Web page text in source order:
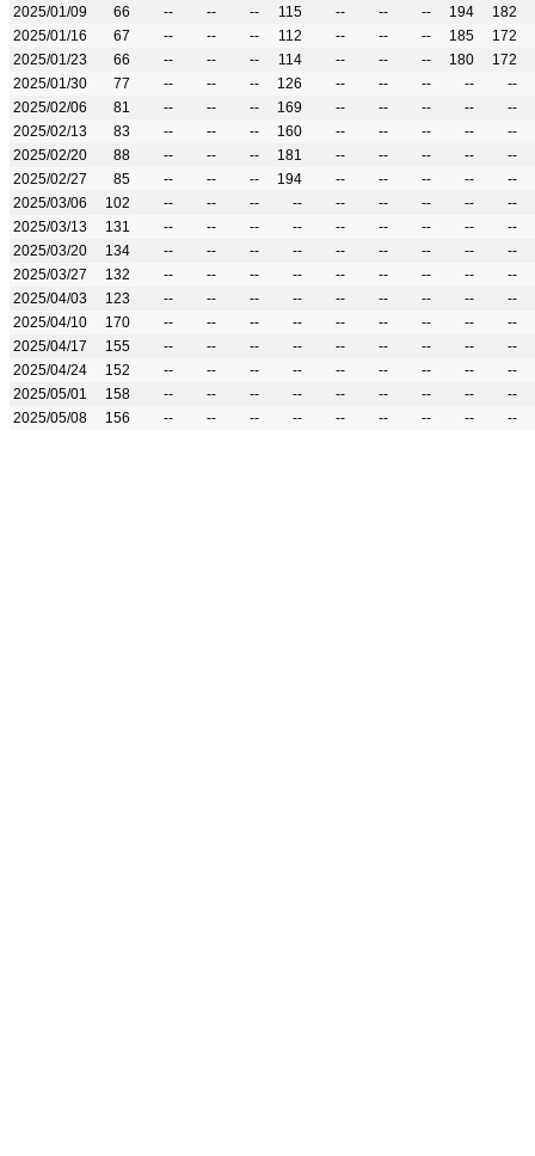
2025/01/09
66 -- -- -- 115 -- -- -- 194
182
2025/01/16
67 -- -- -- 112 -- -- -- 185
172
2025/01/23
66 -- -- -- 114 -- -- -- 180
172
2025/01/30
77 -- -- -- 126 -- -- -- --
--
2025/02/06
81 -- -- -- 169 -- -- -- --
--
2025/02/13
83 -- -- -- 160 -- -- -- --
--
2025/02/20
88 -- -- -- 181 -- -- -- --
--
2025/02/27
85 -- -- -- 194 -- -- -- --
--
2025/03/06
102 -- -- -- -- -- -- -- --
--
2025/03/13
131 -- -- -- -- -- -- -- --
--
2025/03/20
134 -- -- -- -- -- -- -- --
--
2025/03/27
132 -- -- -- -- -- -- -- --
--
2025/04/03
123 -- -- -- -- -- -- -- --
--
2025/04/10
170 -- -- -- -- -- -- -- --
--
2025/04/17
155 -- -- -- -- -- -- -- --
--
2025/04/24
152 -- -- -- -- -- -- -- --
--
2025/05/01
158 -- -- -- -- -- -- -- --
--
2025/05/08
156 -- -- -- -- -- -- -- -- --